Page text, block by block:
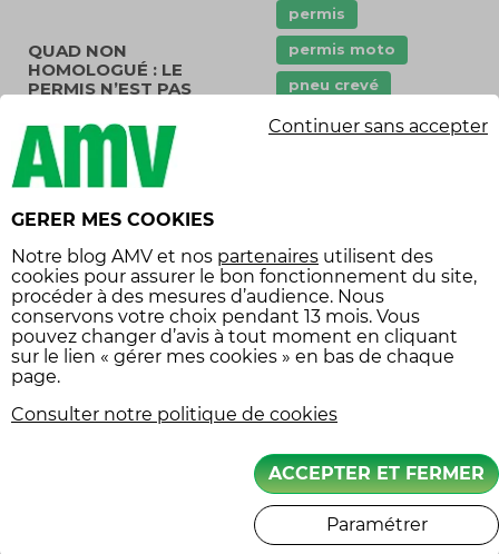
QUAD NON
HOMOLOGUÉ : LE
PERMIS N’EST PAS
Pour piloter unquad
non homologué
conduire. Par contre,
son utilisation est très
limitée : il est interdit
sur la voie publique.
Un chemin de forêt
sur le domaine public,
par exemple, est
considéré comme une
permis
permis moto
pneu crevé
points
stationnement
sécurité
sécurité routière
Équipement
équipement voiture
GERER MES COOKIES
Notre blog AMV et nos partenaires utilisent des
cookies pour assurer le bon fonctionnement du site,
procéder à des mesures d’audience. Nous
conservons votre choix pendant 13 mois. Vous
pouvez changer d’avis à tout moment en cliquant
sur le lien « gérer mes cookies » en bas de chaque
page.
Consulter notre politique de cookies
Continuer sans accepter
ACCEPTER ET FERMER
Paramétrer